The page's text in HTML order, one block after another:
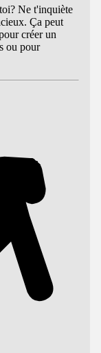
Ne t'inquiète
Ça peut
créer un
ou pour